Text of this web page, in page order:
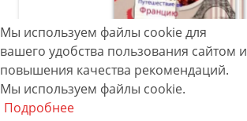
Франция
СОЗДАТЬ СЕЙЧАС
Мы используем файлы cookie для
вашего удобства пользования сайтом и
повышения качества рекомендаций.
Мы используем файлы cookie.
Подробнее